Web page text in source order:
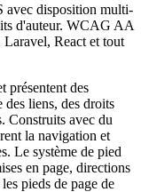
avec disposition multi-
d'auteur. WCAG AA
React et tout
présentent des
liens, des droits
Construits avec du
la navigation et
Le système de pied
en page, directions
pieds de page de